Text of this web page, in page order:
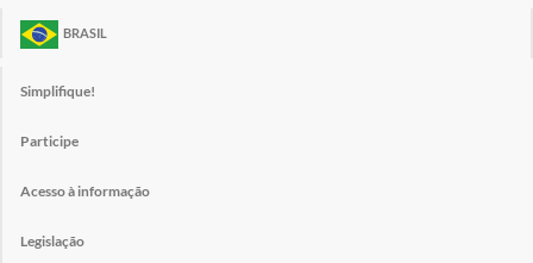
BRASIL
Simplifique!
Participe
Acesso à informação
Legislação